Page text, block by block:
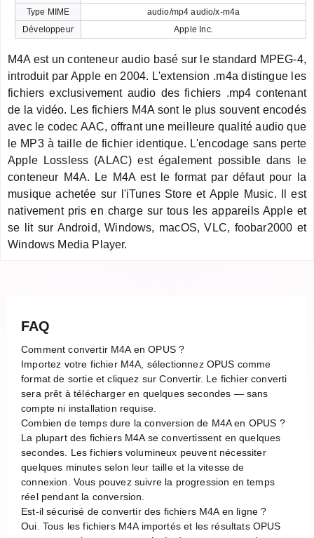
Type MIME
audio/mp4 audio/x-m4a
Développeur
Apple Inc.
M4A est un conteneur audio basé sur le standard MPEG-4,
introduit par Apple en 2004. L'extension .m4a distingue les
fichiers exclusivement audio des fichiers .mp4 contenant
de la vidéo. Les fichiers M4A sont le plus souvent encodés
avec le codec AAC, offrant une meilleure qualité audio que
le MP3 à taille de fichier identique. L'encodage sans perte
Apple Lossless (ALAC) est également possible dans le
conteneur M4A. Le M4A est le format par défaut pour la
musique achetée sur l'iTunes Store et Apple Music. Il est
nativement pris en charge sur tous les appareils Apple et
se lit sur Android, Windows, macOS, VLC, foobar2000 et
Windows Media Player.
FAQ
Comment convertir M4A en OPUS ?
Importez votre fichier M4A, sélectionnez OPUS comme
format de sortie et cliquez sur Convertir. Le fichier converti
sera prêt à télécharger en quelques secondes — sans
compte ni installation requise.
Combien de temps dure la conversion de M4A en OPUS ?
La plupart des fichiers M4A se convertissent en quelques
secondes. Les fichiers volumineux peuvent nécessiter
quelques minutes selon leur taille et la vitesse de
connexion. Vous pouvez suivre la progression en temps
réel pendant la conversion.
Est-il sécurisé de convertir des fichiers M4A en ligne ?
Oui. Tous les fichiers M4A importés et les résultats OPUS